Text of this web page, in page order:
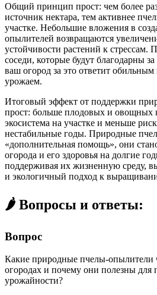
Общий принцип прост: чем более
источник нектара, тем активнее
участке. Небольшие вложения в
опылителей возвращаются
устойчивости растений к
соседи, которые будут благодарны
ваш огород за это ответит
урожаем.
Итоговый эффект от поддержки
прост: больше плодовых и овощных
экосистема на участке и меньше
нестабильные годы. Природные
«дополнительная помощь», они
огорода и его здоровья на долгие
поддерживая их жизненную среду,
и экологичный подход к
🌶️ Вопросы и ответы:
Вопрос
Какие природные пчелы-опылители
огородах и почему они полезны
урожайности?